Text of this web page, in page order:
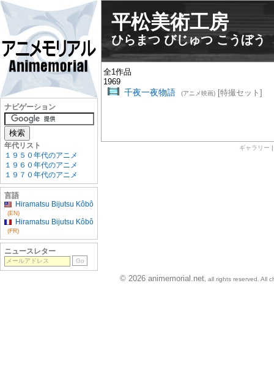
平松美術工房
ひらまつ びじゅつ こうぼう
全1作品
1969
千夜一夜物語 (アニメ映画)[特撮セット]
ギャラリー
ナビゲーション
年代リスト
１９５０年代のアニメ
１９６０年代のアニメ
１９７０年代のアニメ
言語
Hiramatsu Bijutsu Kôbô
(EN)
Hiramatsu Bijutsu Kôbô
(FR)
ニュースレター
© 2026 animemorial.net , all rights reserved. All